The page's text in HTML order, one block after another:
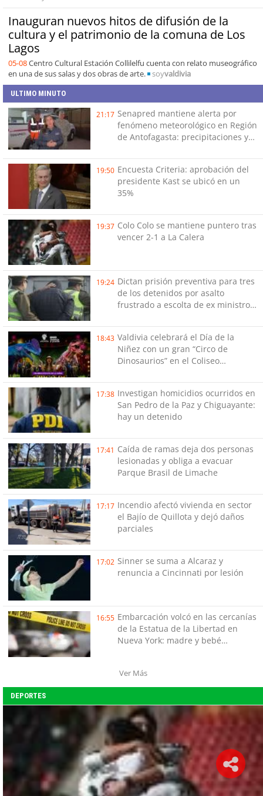
Inauguran nuevos hitos de difusión de la
cultura y el patrimonio de la comuna de Los
Lagos
05-08Centro Cultural Estación Collilelfu cuenta con relato museográfico
en una de sus salas y dos obras de arte.
soyvaldivia
ULTIMO MINUTO
21:17 Senapred mantiene alerta por
fenómeno meteorológico en Región
de Antofagasta: precipitaciones y
19:50 Encuesta Criteria: aprobación del
presidente Kast se ubicó en un
35%
19:37 Colo Colo se mantiene puntero tras
vencer 2-1 a La Calera
19:24 Dictan prisión preventiva para tres
de los detenidos por asalto
frustrado a escolta de ex ministro
18:43 Valdivia celebrará el Día de la
Niñez con un gran “Circo de
Dinosaurios” en el Coliseo
17:38 Investigan homicidios ocurridos en
San Pedro de la Paz y Chiguayante:
hay un detenido
17:41 Caída de ramas deja dos personas
lesionadas y obliga a evacuar
Parque Brasil de Limache
17:17 Incendio afectó vivienda en sector
el Bajío de Quillota y dejó daños
parciales
17:02 Sinner se suma a Alcaraz y
renuncia a Cincinnati por lesión
16:55 Embarcación volcó en las cercanías
de la Estatua de la Libertad en
Nueva York: madre y bebé
Ver Más
DEPORTES